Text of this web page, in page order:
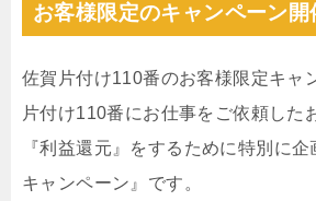
お客様限定のキャンペーン開
佐賀片付け110番のお客様限定キャ
片付け110番にお仕事をご依頼した
『利益還元』をするために特別に
キャンペーン』です。